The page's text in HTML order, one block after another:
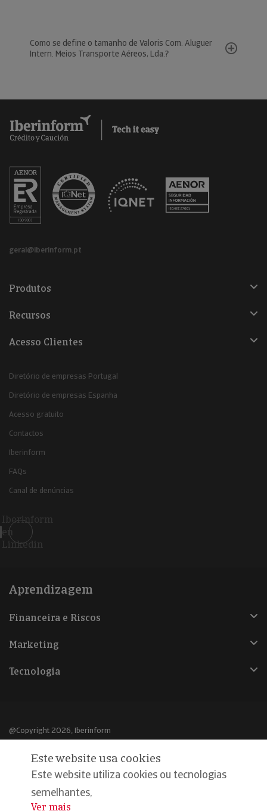
Como se define o tamanho de Valoris Com. Aluguer
Intern. Meios Transporte Aéreos, Lda.?
geral@iberinform.pt
Produtos
Recursos
Acesso Clientes
Diretório de empresas Portugal
Diretório de empresas Espanha
Acesso gratuito
Contactos
Iberinform
FAQs
Canal de denúncias
Iberinform
en
Linkedin
Aprendizagem
Financeira e Riscos
Marketing
Tecnologia
@Copyright 2026, Iberinform
Aviso legal
Política de cookies
Declaração de privacidade
Este website usa cookies
Este website utiliza cookies ou tecnologias
semelhantes,
...
Ver mais